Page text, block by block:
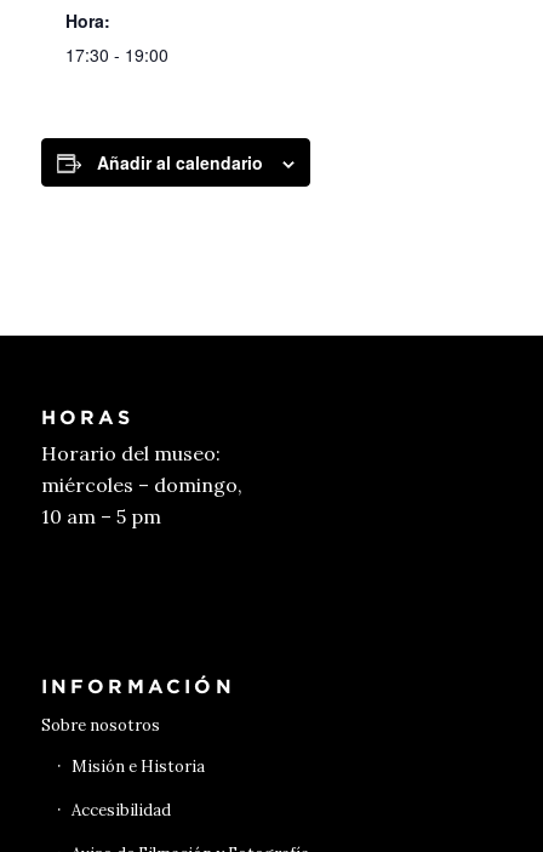
Hora:
17:30 - 19:00
Añadir al calendario
HORAS
Horario del museo:
miércoles – domingo,
10 am – 5 pm
INFORMACIÓN
Sobre nosotros
Misión e Historia
Accesibilidad